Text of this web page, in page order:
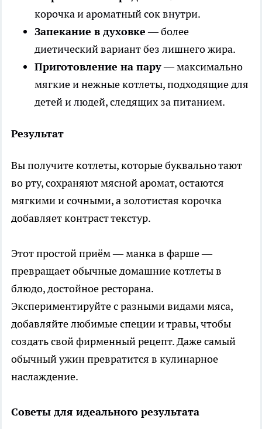
корочка и ароматный сок внутри.
Запекание в духовке— более
диетический вариант без лишнего жира.
Приготовление на пару— максимально
мягкие и нежные котлеты, подходящие для
детей и людей, следящих за питанием.
Результат
Вы получите котлеты, которые буквально тают
во рту, сохраняют мясной аромат, остаются
мягкими и сочными, а золотистая корочка
добавляет контраст текстур.
Этот простой приём — манка в фарше —
превращает обычные домашние котлеты в
блюдо, достойное ресторана.
Экспериментируйте с разными видами мяса,
добавляйте любимые специи и травы, чтобы
создать свой фирменный рецепт. Даже самый
обычный ужин превратится в кулинарное
наслаждение.
Советы для идеального результата